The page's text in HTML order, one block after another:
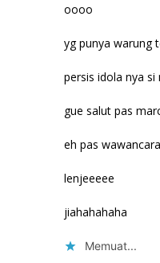
oooo
yg punya warung
persis idola nya si
gue salut pas
eh pas wawancara
lenjeeeee
jiahahahaha
Memuat...